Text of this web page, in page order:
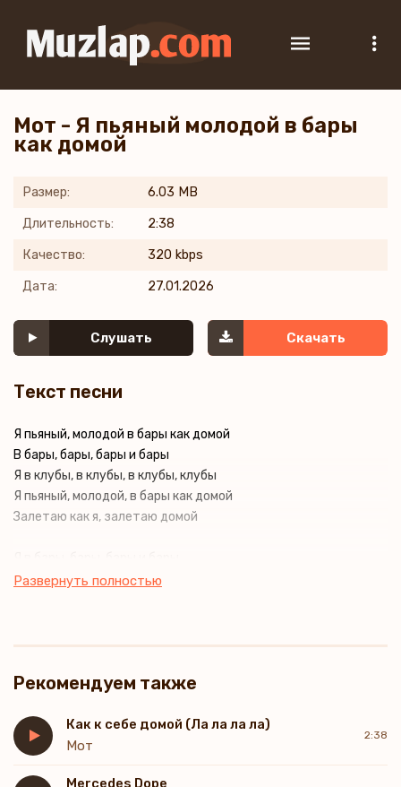
Мот - Я пьяный молодой в бары
как домой
Размер: 6.03 MB
Длительность: 2:38
Качество: 320 kbps
Дата: 27.01.2026
Слушать Скачать
Текст песни
Я пьяный, молодой в бары как домой
В бары, бары, бары и бары
Я в клубы, в клубы, в клубы, клубы
Я пьяный, молодой, в бары как домой
Залетаю как я, залетаю домой
Я в клубы, в клубы, в клубы, клубы
Развернуть полностью
Рекомендуем также
Как к себе домой (Ла ла ла ла)
Мот
2:38
Mercedes Dope